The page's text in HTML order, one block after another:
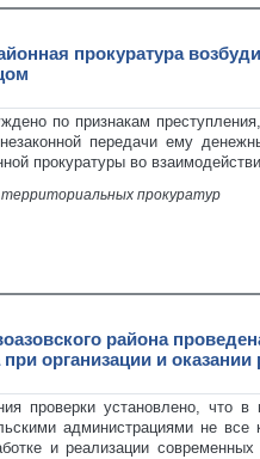
прокуратура
по признакам
передачи ему
прокуратуры во
прокуратур
района
при организации и
проверки установлено, что
администрациями не
и реализации